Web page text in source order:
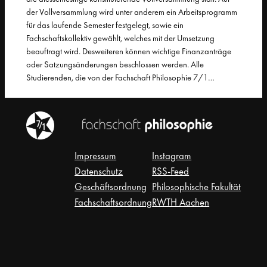
der Vollversammlung wird unter anderem ein Arbeitsprogramm
für das laufende Semester festgelegt, sowie ein
Fachschaftskollektiv gewählt, welches mit der Umsetzung
beauftragt wird. Desweiteren können wichtige Finanzanträge
oder Satzungsänderungen beschlossen werden. Alle
Studierenden, die von der Fachschaft Philosophie 7/1…
Impressum
Datenschutz
Geschäftsordnung
Fachschaftsordnung
Instagram
RSS-Feed
Philosophische Fakultät
RWTH Aachen